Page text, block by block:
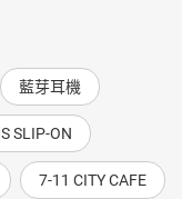
藍芽耳機
SLIP-ON
7-11 CITY CAFE